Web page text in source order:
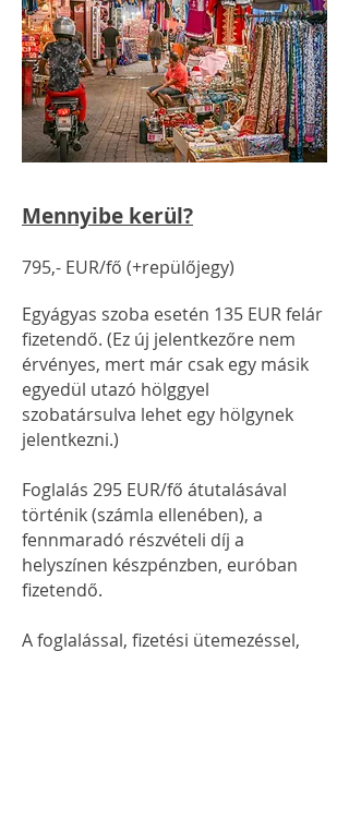
Mennyibe kerül?
795,- EUR/fő (+repülőjegy)
Egyágyas szoba esetén 135 EUR felár
fizetendő. (Ez új jelentkezőre nem
érvényes, mert már csak egy másik
egyedül utazó hölggyel
szobatársulva lehet egy hölgynek
jelentkezni.)
Foglalás 295 EUR/fő átutalásával
történik (számla ellenében), a
fennmaradó részvételi díj a
helyszínen készpénzben, euróban
fizetendő.
A foglalással, fizetési ütemezéssel,